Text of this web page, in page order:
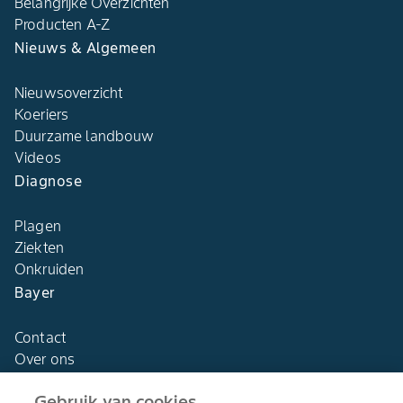
Producten A-Z
Nieuws & Algemeen
Nieuwsoverzicht
Koeriers
Duurzame landbouw
Videos
Diagnose
Plagen
Ziekten
Onkruiden
Bayer
Contact
Over ons